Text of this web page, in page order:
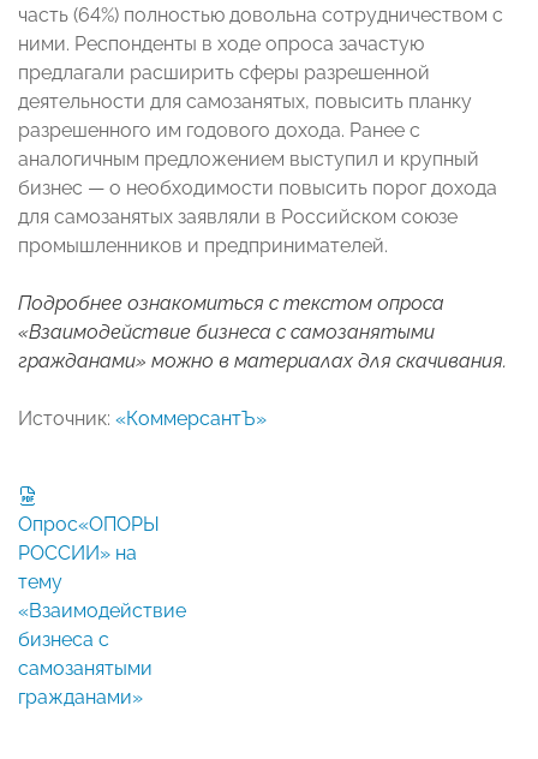
часть (64%) полностью довольна сотрудничеством с
ними. Респонденты в ходе опроса зачастую
предлагали расширить сферы разрешенной
деятельности для самозанятых, повысить планку
разрешенного им годового дохода. Ранее с
аналогичным предложением выступил и крупный
бизнес — о необходимости повысить порог дохода
для самозанятых заявляли в Российском союзе
промышленников и предпринимателей.
Подробнее ознакомиться с текстом опроса
«Взаимодействие бизнеса с самозанятыми
гражданами» можно в материалах для скачивания.
Источник: «КоммерсантЪ»
Опрос«ОПОРЫ
РОССИИ» на
тему
«Взаимодействие
бизнеса с
самозанятыми
гражданами»